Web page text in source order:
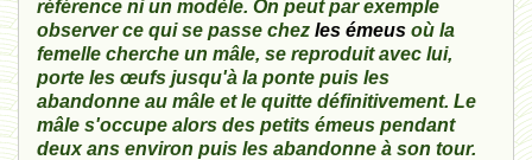
référence ni un modèle. On peut par exemple
observer ce qui se passe chez les émeus où la
femelle cherche un mâle, se reproduit avec lui,
porte les œufs jusqu'à la ponte puis les
abandonne au mâle et le quitte définitivement. Le
mâle s'occupe alors des petits émeus pendant
deux ans environ puis les abandonne à son tour.